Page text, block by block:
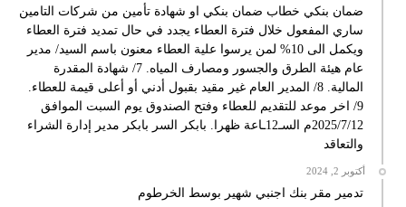
ضمان بنكي خطاب ضمان بنكي او شهادة تأمين من شركات التامين
ساري المفعول خلال فترة العطاء يجدد في حال تمديد فترة العطاء
ويكمل الى 10% لمن يرسوا علية العطاء معنون باسم السيد/ مدير
عام هيئة الطرق والجسور ومصارف المياه. 7/ شهادة المقدرة
المالية. 8/ المدير العام غير مقيد بقبول أدني أو أعلى قيمة للعطاء.
9/ اخر موعد للتقديم للعطاء وفتح الصندوق يوم السبت الموافق
2025/7/12م السـ12ـاعة ظهرا. بابكر السر بابكر مدير إدارة الشراء
والتعاقد
أكتوبر 2, 2024
تدمير مقر بنك اجنبي شهير بوسط الخرطوم